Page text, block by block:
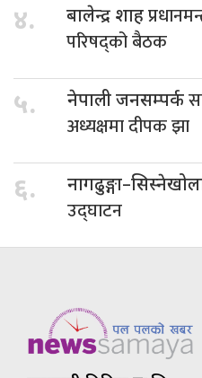
४. बालेन्द्र शाह
परिषद्को बैठक
५. नेपाली जनसम्पर्क
अध्यक्षमा दीपक झा
६.
उद्घाटन